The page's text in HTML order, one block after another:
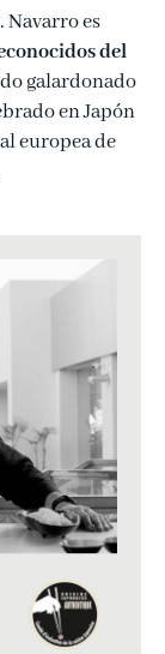
Navarro es
del
galardonado
en Japón
europea de